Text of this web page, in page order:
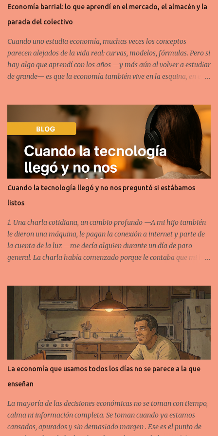
Economía barrial: lo que aprendí en el mercado, el almacén y la
parada del colectivo
Cuando uno estudia economía, muchas veces los conceptos
parecen alejados de la vida real: curvas, modelos, fórmulas. Pero si
hay algo que aprendí con los años —y más aún al volver a estudiar
de grande— es que la economía también vive en la esquina, en el
mercado: competencia perfecta en acción Durante años fui al
mercado municipal de mi ciudad, primero de chico con mi mamá,
y después como adulto en busca de buenos precios. Sin saberlo, ahí
empecé a entender cómo funciona una estructura cercana a la
competencia perfecta . Los tomates se parecen entre puestos, los
precios tienden a alinearse, y si llegás cerca del cierre o de un fin de
mercadería. Si aparece un productor con mejor calidad o precio, le
va bien. Si alguien grita más fuerte, arma mejor su puesto o trata
Cuando la tecnología llegó y no nos preguntó si estábamos
listos
1. Una charla cotidiana, un cambio profundo —A mi hijo también
le dieron una máquina, le pagan la conexión a internet y parte de
la cuenta de la luz —me decía alguien durante un día de paro
general. La charla había comenzado porque le contaba que mi hija
nos muestran cuánto ha cambiado el mundo laboral en tan poco
tiempo. 2. De guerras frías a oficinas digitales Soy de una
generación que aprendió a entender el mundo a través del prisma
de la Segunda Guerra Mundial y la Guerra Fría, con un modelo de
producción basado en el fordismo de principios del siglo XX.
Vivimos la revolución de las comunicaciones, pero nunca
nuestras vidas. Pensábamos el futuro como algo entre lo utópico
de los Supersónicos, con George Jetson apretando botones en una
Durant...
La economía que usamos todos los días no se parece a la que
enseñan
La mayoría de las decisiones económicas no se toman con tiempo,
calma ni información completa. Se toman cuando ya estamos
cansados, apurados y sin demasiado margen . Ese es el punto de